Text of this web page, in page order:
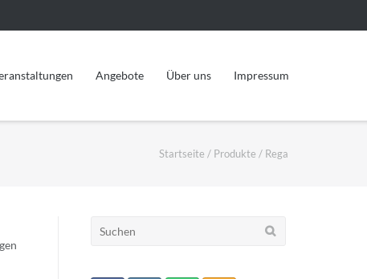
Angebote Über uns Impressum
Startseite / Produkte / Rega
Suchen